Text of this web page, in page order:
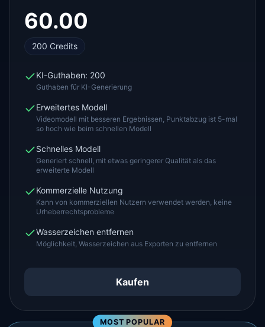
60.00
200 Credits
KI-Guthaben: 200
Guthaben für KI-Generierung
Erweitertes Modell
Videomodell mit besseren Ergebnissen, Punktabzug ist 5-mal
so hoch wie beim schnellen Modell
Schnelles Modell
Generiert schnell, mit etwas geringerer Qualität als das
erweiterte Modell
Kommerzielle Nutzung
Kann von kommerziellen Nutzern verwendet werden, keine
Urheberrechtsprobleme
Wasserzeichen entfernen
Möglichkeit, Wasserzeichen aus Exporten zu entfernen
Kaufen
MOST POPULAR